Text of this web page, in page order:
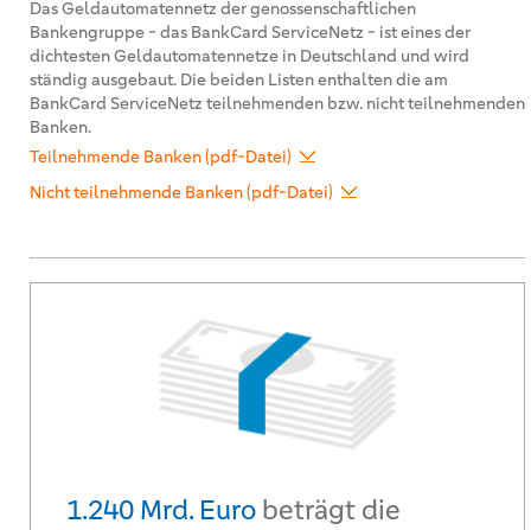
Das Geldautomatennetz der genossenschaftlichen
Bankengruppe - das BankCard ServiceNetz - ist eines der
dichtesten Geldautomatennetze in Deutschland und wird
ständig ausgebaut. Die beiden Listen enthalten die am
BankCard ServiceNetz teilnehmenden bzw. nicht teilnehmenden
Banken.
Teilnehmende Banken (pdf-Datei)
Nicht teilnehmende Banken (pdf-Datei)
1.240 Mrd. Euro beträgt die